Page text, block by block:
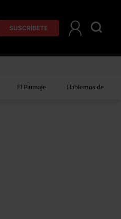
SUSCRÍBETE
El Plumaje Hablemos de